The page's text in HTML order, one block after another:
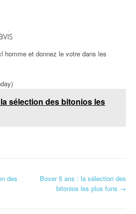
homme et donnez le votre dans les
sélection des bitonios les
des
Boxer 5 ans : la sélection des
bitonios les plus funs →